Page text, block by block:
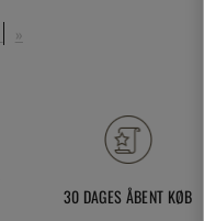
»
30 DAGES ÅBENT KØB